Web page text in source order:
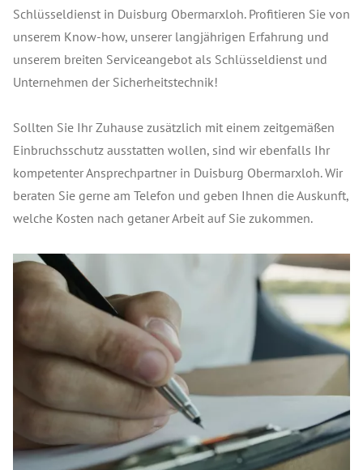
Schlüsseldienst in Duisburg Obermarxloh. Profitieren Sie von
unserem Know-how, unserer langjährigen Erfahrung und
unserem breiten Serviceangebot als Schlüsseldienst und
Unternehmen der Sicherheitstechnik!
Sollten Sie Ihr Zuhause zusätzlich mit einem zeitgemäßen
Einbruchsschutz ausstatten wollen, sind wir ebenfalls Ihr
kompetenter Ansprechpartner in Duisburg Obermarxloh. Wir
beraten Sie gerne am Telefon und geben Ihnen die Auskunft,
welche Kosten nach getaner Arbeit auf Sie zukommen.